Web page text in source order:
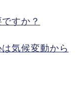
すか？
気候変動から